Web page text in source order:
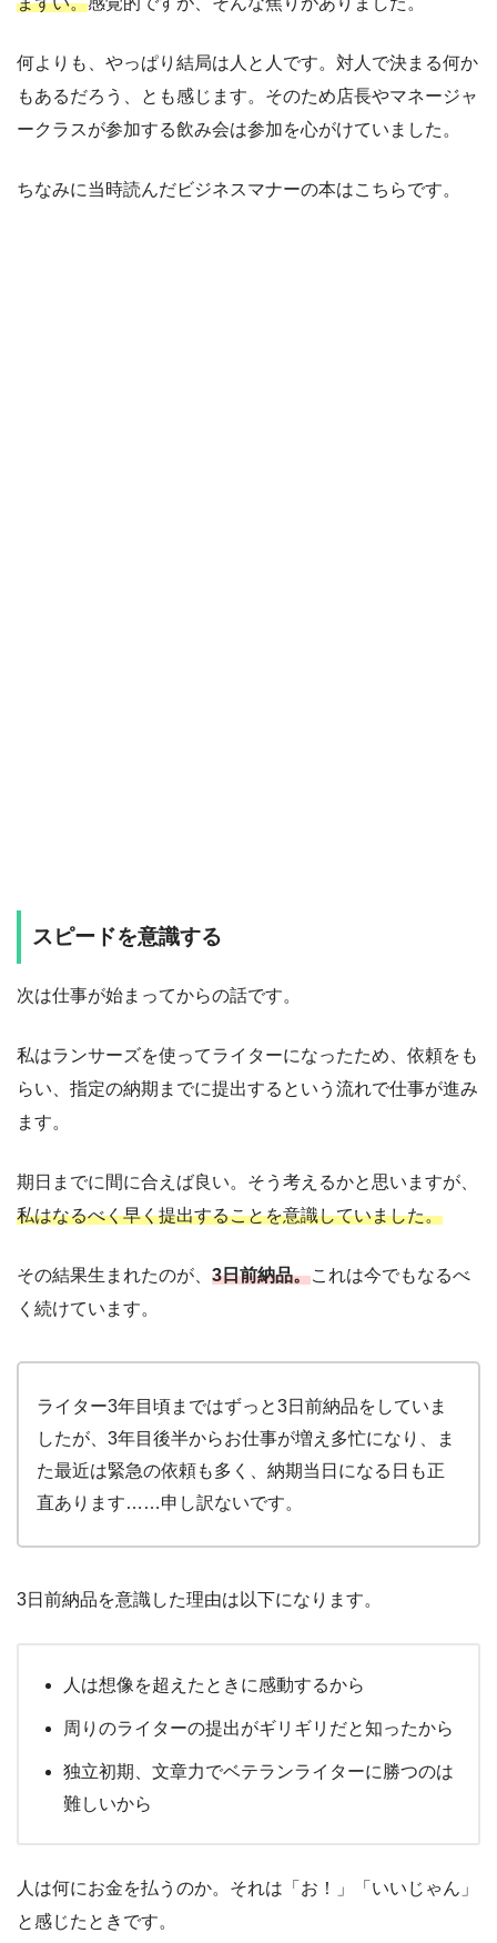
何よりも、やっぱり結局は人と人です。対人で決まる何か
もあるだろう、とも感じます。そのため店長やマネージャ
ークラスが参加する飲み会は参加を心がけていました。
ちなみに当時読んだビジネスマナーの本はこちらです。
スピードを意識する
次は仕事が始まってからの話です。
私はランサーズを使ってライターになったため、依頼をも
らい、指定の納期までに提出するという流れで仕事が進み
ます。
期日までに間に合えば良い。そう考えるかと思いますが、
私はなるべく早く提出することを意識していました。
その結果生まれたのが、 3日前納品。これは今でもなるべ
く続けています。
ライター3年目頃まではずっと3日前納品をしていま
したが、3年目後半からお仕事が増え多忙になり、ま
た最近は緊急の依頼も多く、納期当日になる日も正
直あります……申し訳ないです。
3日前納品を意識した理由は以下になります。
人は想像を超えたときに感動するから
周りのライターの提出がギリギリだと知ったから
独立初期、文章力でベテランライターに勝つのは
難しいから
人は何にお金を払うのか。それは「お！」「いいじゃん」
と感じたときです。